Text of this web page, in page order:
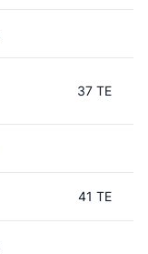
37 TE
41 TE